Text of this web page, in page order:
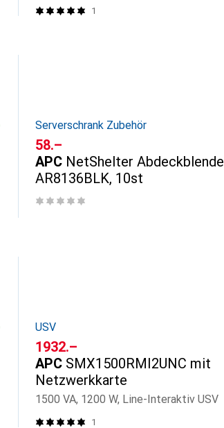
1
Serverschrank Zubehör
CHF
58.–
APC NetShelter Abdeckblende
AR8136BLK, 10st
USV
CHF
1932.–
APC SMX1500RMI2UNC mit
Netzwerkkarte
1500 VA, 1200 W, Line-Interaktiv USV
1